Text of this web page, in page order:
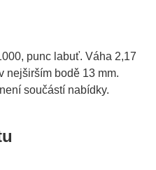
punc labuť. Váha 2,17
nejširším bodě 13 mm.
součástí nabídky.